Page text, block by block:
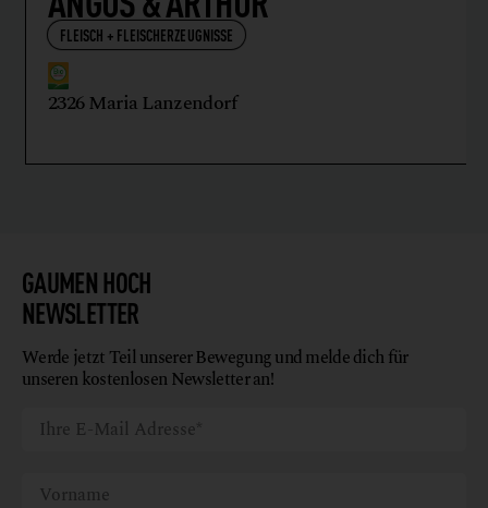
FLEISCH + FLEISCHERZEUGNISSE
2326 Maria Lanzendorf
GAUMEN HOCH
NEWSLETTER
Werde jetzt Teil unserer Bewegung und melde dich für
unseren kostenlosen Newsletter an!